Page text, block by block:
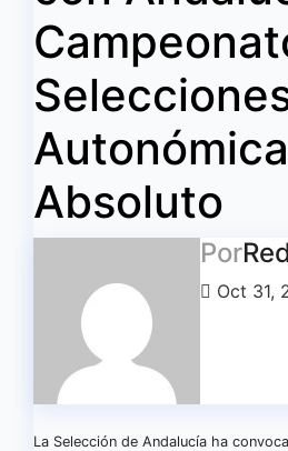
Absoluto
Por
Oct 31,
La Selección de Andalucía ha